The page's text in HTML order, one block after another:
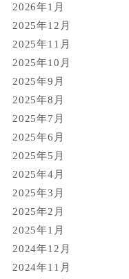
2026年1月
2025年12月
2025年11月
2025年10月
2025年9月
2025年8月
2025年7月
2025年6月
2025年5月
2025年4月
2025年3月
2025年2月
2025年1月
2024年12月
2024年11月